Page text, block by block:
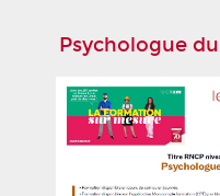
Psychologue